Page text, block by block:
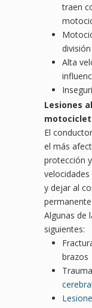
traen
Alta
Lesiones
El
el más
protección
y dejar al
Algunas de
siguientes:
brazos